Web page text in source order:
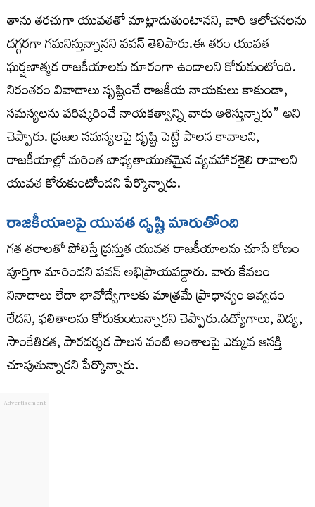
తాను తరచుగా యువతతో మాట్లాడుతుంటానని, వారి ఆలోచనలను
దగ్గరగా గమనిస్తున్నానని పవన్ తెలిపారు.ఈ తరం యువత
ఘర్షణాత్మక రాజకీయాలకు దూరంగా ఉండాలని కోరుకుంటోంది.
నిరంతరం వివాదాలు సృష్టించే రాజకీయ నాయకులు కాకుండా,
సమస్యలను పరిష్కరించే నాయకత్వాన్ని వారు ఆశిస్తున్నారు” అని
చెప్పారు. ప్రజల సమస్యలపై దృష్టి పెట్టే పాలన కావాలని,
రాజకీయాల్లో మరింత బాధ్యతాయుతమైన వ్యవహారశైలి రావాలని
యువత కోరుకుంటోందని పేర్కొన్నారు.
రాజకీయాలపై యువత దృష్టి మారుతోంది
గత తరాలతో పోలిస్తే ప్రస్తుత యువత రాజకీయాలను చూసే కోణం
పూర్తిగా మారిందని పవన్ అభిప్రాయపడ్డారు. వారు కేవలం
నినాదాలు లేదా భావోద్వేగాలకు మాత్రమే ప్రాధాన్యం ఇవ్వడం
లేదని, ఫలితాలను కోరుకుంటున్నారని చెప్పారు.ఉద్యోగాలు, విద్య,
సాంకేతికత, పారదర్శక పాలన వంటి అంశాలపై ఎక్కువ ఆసక్తి
చూపుతున్నారని పేర్కొన్నారు.